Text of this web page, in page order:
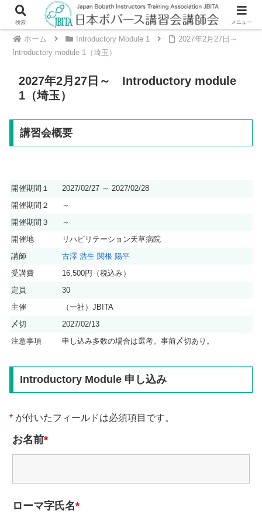
ホーム Introductory Module 1
2027年2月27日～
Introductory module 1（埼玉）
2027年2月27日～ Introductory module
1（埼玉）
講習会概要
開催期間１
2027/02/27 ～ 2027/02/28
開催期間２
～
開催期間３
～
開催地
リハビリテーション天草病院
講師
古澤 浩生 関根 陽平
受講費
16,500円（税込み）
定員
30
主催
（一社）JBITA
〆切
2027/02/13
注意事項
申し込み多数の場合は選考。事前〆切あり。
Introductory Module 申し込み
* が付いたフィールドは必須項目です。
お名前*
ローマ字氏名*
検索 メニュー